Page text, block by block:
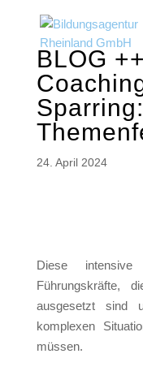
BLOG
24. April 2024
Diese
Führungskräfte,
ausgesetzt sind
komplexen
müssen.